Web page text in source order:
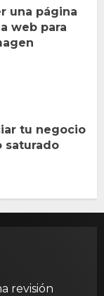
una página
web para
tu negocio
saturado
revisión